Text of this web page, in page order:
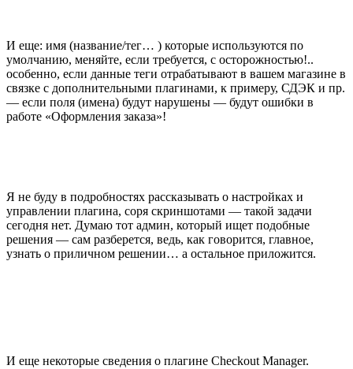
И еще: имя (название/тег… ) которые используются по
умолчанию, меняйте, если требуется, с осторожностью!..
особенно, если данные теги отрабатывают в вашем магазине в
связке с дополнительными плагинами, к примеру, СДЭК и пр.
— если поля (имена) будут нарушены — будут ошибки в
работе «Оформления заказа»!
Я не буду в подробностях рассказывать о настройках и
управлении плагина, соря скриншотами — такой задачи
сегодня нет. Думаю тот админ, который ищет подобные
решения — сам разберется, ведь, как говорится, главное,
узнать о приличном решении… а остальное приложится.
И еще некоторые сведения о плагине Checkout Manager.